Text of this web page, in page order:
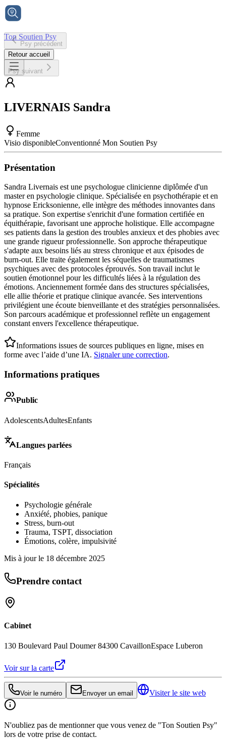
Ton Soutien Psy
Accueil
Psy précédent
Retour accueil
Psy suivant
LIVERNAIS Sandra
Femme
Visio disponibleConventionné Mon Soutien Psy
Présentation
Sandra Livernais est une psychologue clinicienne diplômée d'un
master en psychologie clinique. Spécialisée en psychothérapie et en
hypnose Ericksonienne, elle intègre des méthodes innovantes dans
sa pratique. Son expertise s'enrichit d'une formation certifiée en
équithérapie, favorisant une approche holistique. Elle accompagne
ses patients dans la gestion des troubles anxieux et des phobies avec
une grande rigueur professionnelle. Son approche thérapeutique
s'adapte aux besoins liés au stress chronique et aux épisodes de
burn-out. Elle traite également les séquelles de traumatismes
psychiques avec des protocoles éprouvés. Son travail inclut le
soutien émotionnel pour les difficultés liées à la régulation des
émotions. Anciennement formée dans des structures spécialisées,
elle allie théorie et pratique clinique avancée. Ses interventions
privilégient une écoute bienveillante et des stratégies personnalisées.
Son parcours académique et professionnel reflète un engagement
constant envers l'excellence thérapeutique.
Informations issues de sources publiques en ligne, mises en
forme avec l’aide d’une IA. Signaler une correction.
Informations pratiques
Public
AdolescentsAdultesEnfants
Langues parlées
Français
Spécialités
Psychologie générale
Anxiété, phobies, panique
Stress, burn-out
Trauma, TSPT, dissociation
Émotions, colère, impulsivité
Mis à jour le 18 décembre 2025
Prendre contact
Cabinet
130 Boulevard Paul Doumer 84300 CavaillonEspace Luberon
Voir sur la carte
Voir le numéro Envoyer un email Visiter le site web
N'oubliez pas de mentionner que vous venez de "Ton Soutien Psy"
lors de votre prise de contact.